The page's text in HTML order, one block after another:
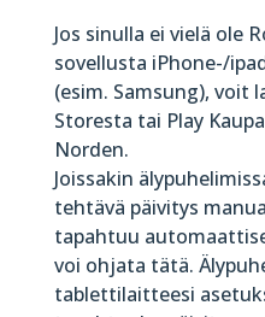
Jos sinulla ei vielä ole
sovellusta iPhone-/
(esim. Samsung), voit
Storesta tai Play
Norden.
Joissakin
tehtävä päivitys
tapahtuu
voi ohjata tätä.
tablettilaitteesi